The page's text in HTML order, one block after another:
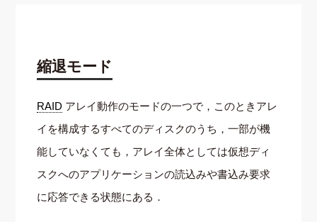
縮退モード
RAID アレイ動作のモードの一つで，このときアレ
イを構成するすべてのディスクのうち，一部が機
能していなくても，アレイ全体としては仮想ディ
スクへのアプリケーションの読込みや書込み要求
に応答できる状態にある．